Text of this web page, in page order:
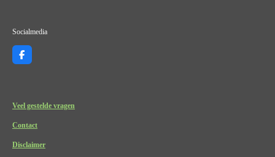
Socialmedia
F
a
o
Veel gestelde vragen
Contact
Disclaimer